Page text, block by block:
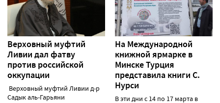
Верховный муфтий
Ливии дал фатву
против российской
оккупации
Верховный муфтий Ливии д-р
Садык аль-Гарьяни
На Международной
книжной ярмарке в
Минске Турция
представила книги С.
Нурси
В эти дни с 14 по 17 марта в